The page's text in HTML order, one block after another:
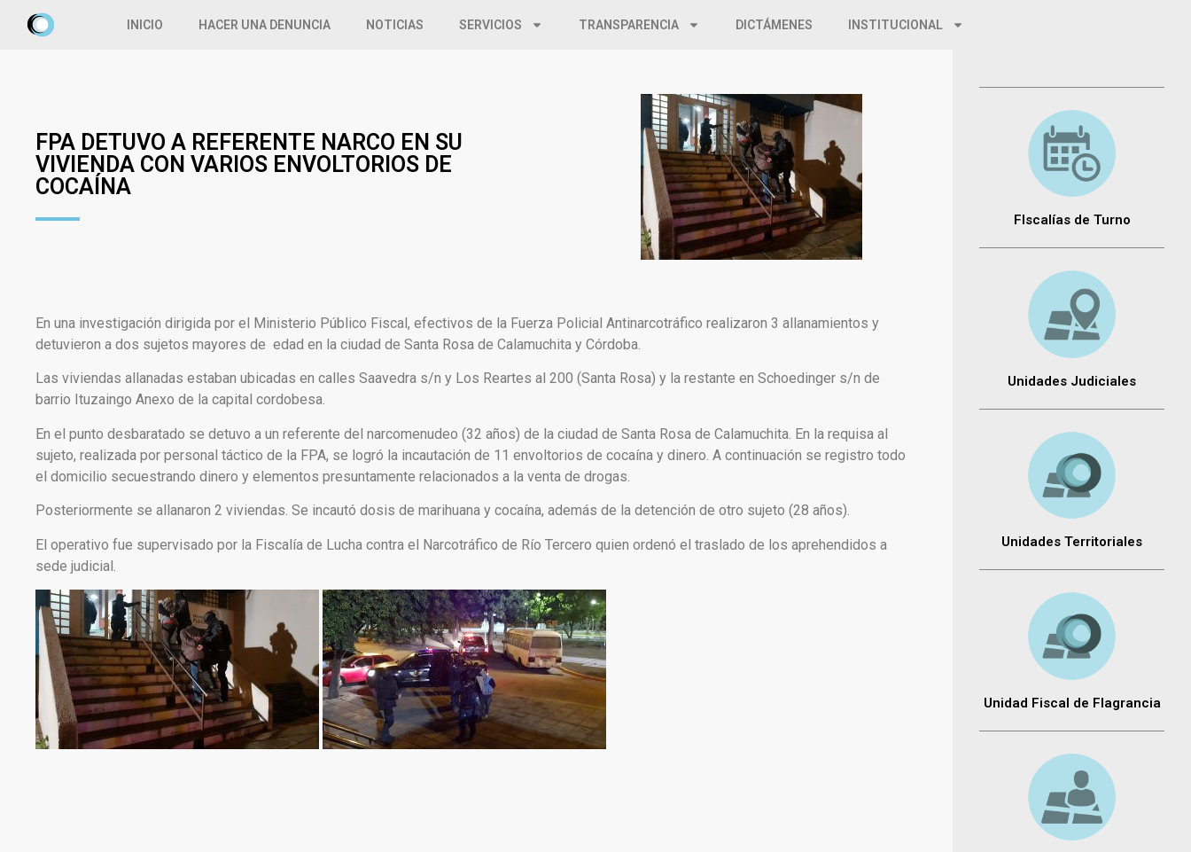
INICIO HACER UNA DENUNCIA NOTICIAS SERVICIOS TRANSPARENCIA DICTÁMENES INSTITUCIONAL
FPA DETUVO A REFERENTE NARCO EN SU
VIVIENDA CON VARIOS ENVOLTORIOS DE
COCAÍNA
En una investigación dirigida por el Ministerio Público Fiscal, efectivos de la Fuerza Policial Antinarcotráfico realizaron 3 allanamientos y
detuvieron a dos sujetos mayores de edad en la ciudad de Santa Rosa de Calamuchita y Córdoba.
Las viviendas allanadas estaban ubicadas en calles Saavedra s/n y Los Reartes al 200 (Santa Rosa) y la restante en Schoedinger s/n de
barrio Ituzaingo Anexo de la capital cordobesa.
En el punto desbaratado se detuvo a un referente del narcomenudeo (32 años) de la ciudad de Santa Rosa de Calamuchita. En la requisa al
sujeto, realizada por personal táctico de la FPA, se logró la incautación de 11 envoltorios de cocaína y dinero. A continuación se registro todo
el domicilio secuestrando dinero y elementos presuntamente relacionados a la venta de drogas.
Posteriormente se allanaron 2 viviendas. Se incautó dosis de marihuana y cocaína, además de la detención de otro sujeto (28 años).
El operativo fue supervisado por la Fiscalía de Lucha contra el Narcotráfico de Río Tercero quien ordenó el traslado de los aprehendidos a
sede judicial.
FIscalías de Turno
Unidades Judiciales
Unidades Territoriales
Unidad Fiscal de Flagrancia